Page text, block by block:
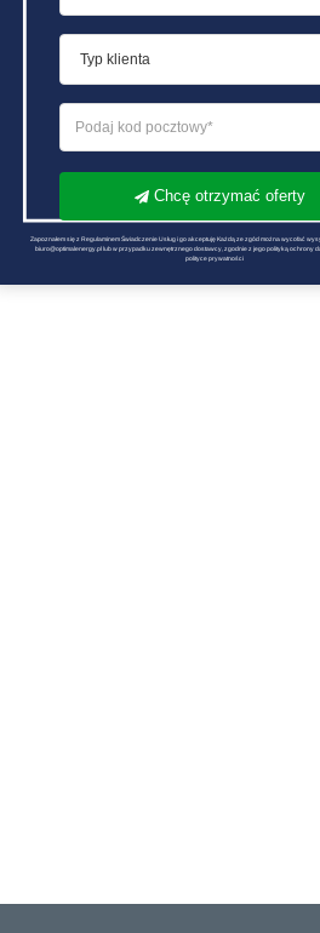
Chcę otrzymać oferty
Zapoznałem się z Regulaminem Świadczenie Usług i go akceptuję Każdą ze zgód można wycofać
biuro@optimalenergy.pl lub w przypadku zewnętrznego dostawcy, zgodnie z jego polityką ochrony
polityce prywatności